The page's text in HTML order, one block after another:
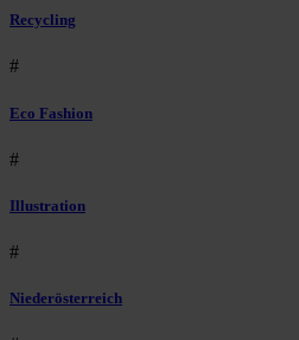
Recycling
#
Eco Fashion
#
Illustration
#
Niederösterreich